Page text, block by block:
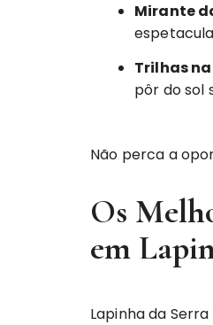
Mirante
Trilhas
pôr do sol
Não perca a
Os
em
Lapinha da